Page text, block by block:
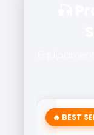
🔥 BEST